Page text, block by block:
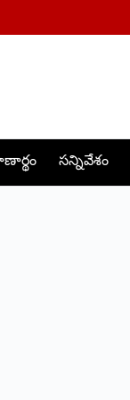
సన్నివేశం